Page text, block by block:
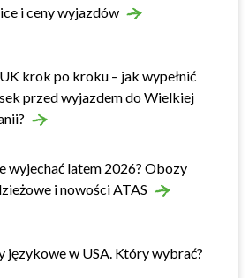
i ceny wyjazdów
krok po kroku – jak wypełnić
przed wyjazdem do Wielkiej
wyjechać latem 2026? Obozy
i nowości ATAS
językowe w USA. Który wybrać?